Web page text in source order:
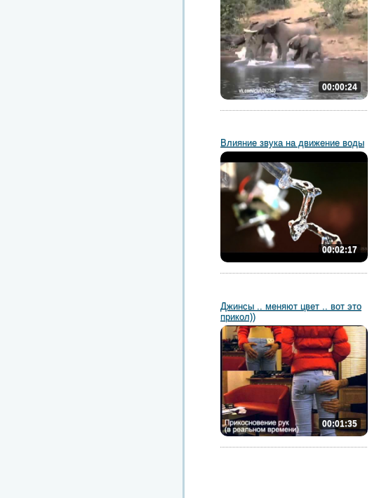
00:00:24
Влияние звука на движение воды
00:02:17
Джинсы .. меняют цвет .. вот это
прикол))
00:01:35